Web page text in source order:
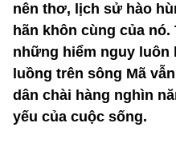
nên thơ, lịch sử hào
hãn khôn cùng của
những hiểm nguy luôn
luồng trên sông Mã
dân chài hàng nghìn
yếu của cuộc sống.